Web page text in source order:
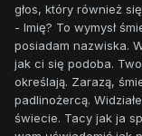
głos, który również
- Imię? To wymysł
posiadam nazwiska.
jak ci się podoba.
określają. Zarazą,
padlinożercą.
świecie. Tacy jak ja